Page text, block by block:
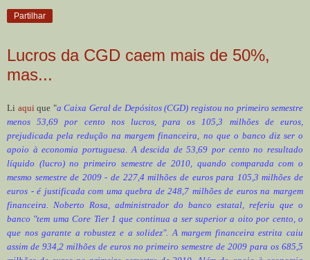
Partilhar
Lucros da CGD caem mais de 50%,
mas...
Li aqui que "a Caixa Geral de Depósitos (CGD) registou no primeiro semestre
menos 53,69 por cento nos lucros, para os 105,3 milhões de euros,
prejudicada pela redução na margem financeira, no que o banco diz ser o
apoio à economia portuguesa. A descida de 53,69 por cento no resultado
líquido (lucro) no primeiro semestre de 2010, quando comparada com o
mesmo semestre de 2009 - de 227,4 milhões de euros para 105,3 milhões de
euros - é justificada com uma quebra de 248,7 milhões de euros na margem
financeira. Noberto Rosa, administrador do banco estatal, referiu que o
banco "tem uma Core Tier 1 que continua a ser superior a oito por cento, o
que nos garante a robustez e a solidez". A margem financeira estrita caiu
assim de 934,2 milhões de euros no primeiro semestre de 2009 para os 685,5